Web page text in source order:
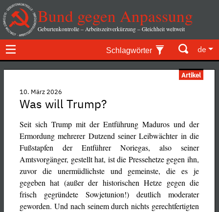
Bund gegen Anpassung
Geburtenkontrolle – Arbeitszeitverkürzung – Gleichheit weltweit
Schlagwörter de
Artikel
10. März 2026
Was will Trump?
Seit sich Trump mit der Entführung Maduros und der
Ermordung mehrerer Dutzend seiner Leibwächter in die
Fußstapfen der Entführer Noriegas, also seiner
Amtsvorgänger, gestellt hat, ist die Pressehetze gegen ihn,
zuvor die unermüdlichste und gemeinste, die es je
gegeben hat (außer der historischen Hetze gegen die
frisch gegründete Sowjetunion!) deutlich moderater
geworden. Und nach seinem durch nichts gerechtfertigten